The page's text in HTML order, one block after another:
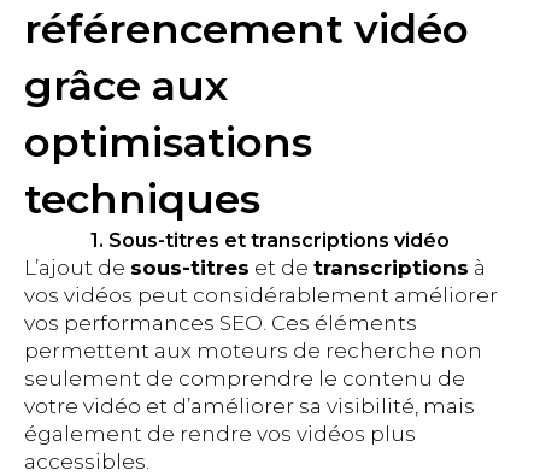
référencement vidéo
grâce aux
optimisations
techniques
1. Sous-titres et transcriptions vidéo
L’ajout de sous-titres et de transcriptions à
vos vidéos peut considérablement améliorer
vos performances SEO. Ces éléments
permettent aux moteurs de recherche non
seulement de comprendre le contenu de
votre vidéo et d’améliorer sa visibilité, mais
également de rendre vos vidéos plus
accessibles.